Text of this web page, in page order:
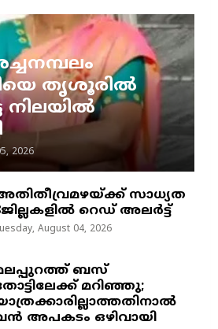
തൃശൂരിൽ
നിലയിൽ
2026
സാധ്യത
റെഡ് അലർട്ട്
August 04, 2026
ബസ്
മറിഞ്ഞു;
അപകടം ഒഴിവായി